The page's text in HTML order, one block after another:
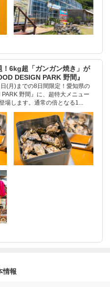
！6kg超「ガンガン焼き」が
DESIGN PARK 野間』
(月)までの8日間限定！愛知県の
PARK 野間』に、超特大メニュー
場します。通常の倍となる1...
情報